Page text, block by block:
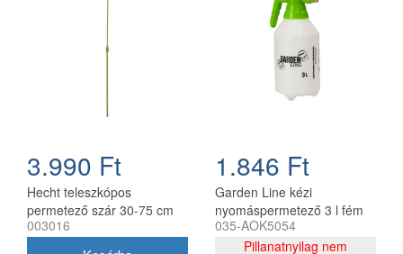
3.990 Ft
Hecht teleszkópos
permetező szár 30-75 cm
003016
003016
1.846 Ft
Garden Line kézi
nyomáspermetező 3 l fém
szórófejjel
035-AOK5054
Pillanatnyilag nem